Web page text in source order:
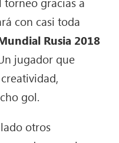
con casi toda
Rusia 2018
jugador que
gol.
otros